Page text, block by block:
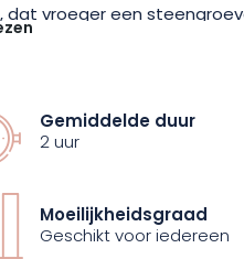
dat vroeger een
volledig gesaneerd en
van
soorten door de
Sporen uit het verleden,
aan de geschiedenis
Gemiddelde duur
2 uur
Moeilijkheidsgraad
Geschikt voor iedereen